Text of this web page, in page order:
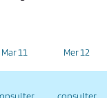
Mar 11 Mer 12